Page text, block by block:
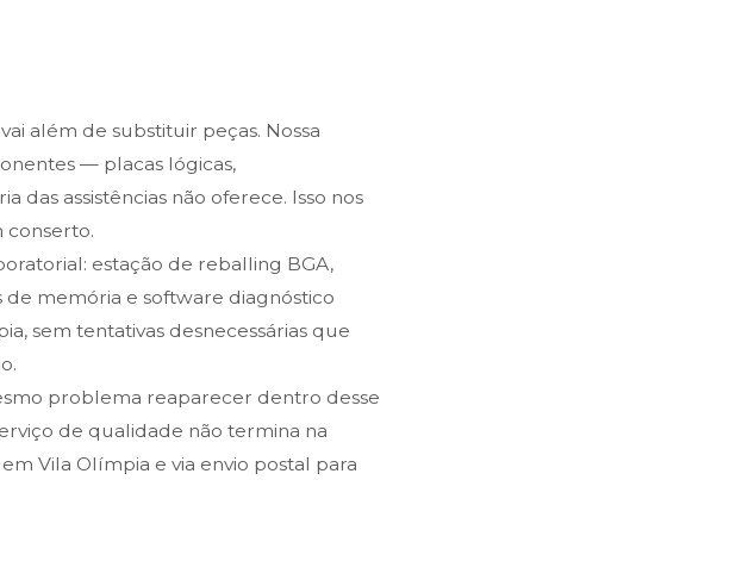
além de substituir peças. Nossa
— placas lógicas,
das assistências não oferece. Isso nos
conserto.
estação de reballing BGA,
memória e software diagnóstico
sem tentativas desnecessárias que
problema reaparecer dentro desse
de qualidade não termina na
Vila Olímpia e via envio postal para